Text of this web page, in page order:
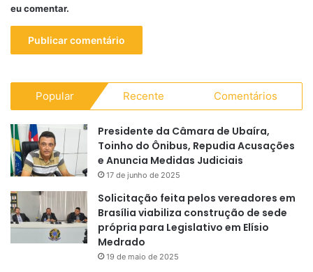
eu comentar.
Popular Recente Comentários
Presidente da Câmara de Ubaíra,
Toinho do Ônibus, Repudia Acusações
e Anuncia Medidas Judiciais
17 de junho de 2025
Solicitação feita pelos vereadores em
Brasília viabiliza construção de sede
própria para Legislativo em Elísio
Medrado
19 de maio de 2025